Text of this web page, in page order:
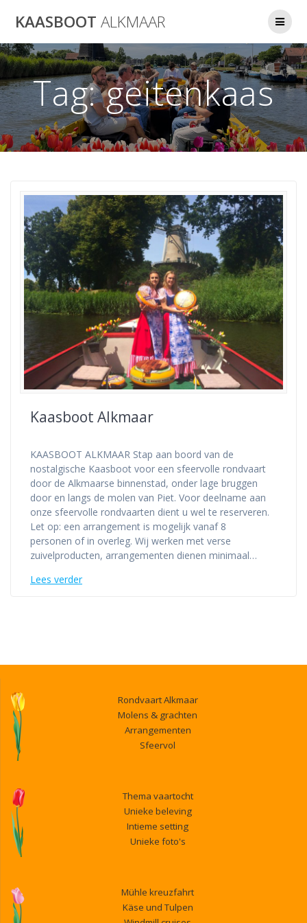
naar
KAASBOOT ALKMAAR
Tag:geitenkaas
Kaasboot Alkmaar
KAASBOOT ALKMAAR Stap aan boord van de
nostalgische Kaasboot voor een sfeervolle rondvaart
door de Alkmaarse binnenstad, onder lage bruggen
door en langs de molen van Piet. Voor deelname aan
onze sfeervolle rondvaarten dient u wel te reserveren.
Let op: een arrangement is mogelijk vanaf 8
personen of in overleg. Wij werken met verse
zuivelproducten, arrangementen dienen minimaal…
Lees verder
Rondvaart Alkmaar
Molens & grachten
Arrangementen
Sfeervol
Thema vaartocht
Unieke beleving
Intieme setting
Unieke foto's
Mühle kreuzfahrt
Käse und Tulpen